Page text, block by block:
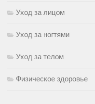
Уход за лицом
Уход за ногтями
Уход за телом
Физическое здоровье